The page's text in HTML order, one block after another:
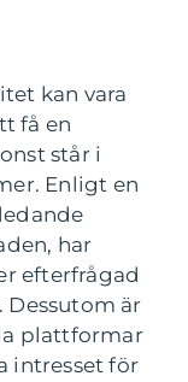
kan vara
få en
står i
Enligt en
har
efterfrågad
Dessutom är
plattformar
intresset för